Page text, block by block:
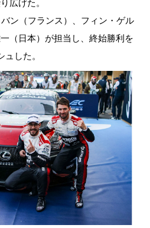
広げた。
ン（フランス）、フィン・ゲル
（日本）が担当し、終始勝利を
した。